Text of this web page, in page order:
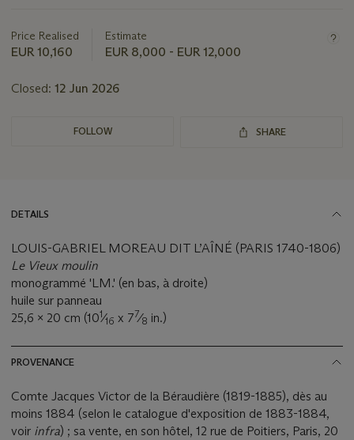
Price Realised
EUR 10,160
Estimate
EUR 8,000 - EUR 12,000
Closed: 12 Jun 2026
FOLLOW SHARE
DETAILS
LOUIS-GABRIEL MOREAU DIT L’AÎNÉ (PARIS 1740-1806)
Le Vieux moulin
monogrammé 'LM.' (en bas, à droite)
huile sur panneau
25,6 x 20 cm (101⁄16 x 77⁄8 in.)
PROVENANCE
Comte Jacques Victor de la Béraudière (1819-1885), dès au
moins 1884 (selon le catalogue d'exposition de 1883-1884,
voir infra) ; sa vente, en son hôtel, 12 rue de Poitiers, Paris, 20